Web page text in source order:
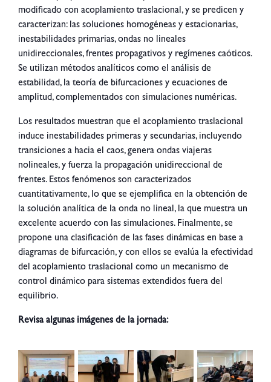
modificado con acoplamiento traslacional, y se predicen y
caracterizan: las soluciones homogéneas y estacionarias,
inestabilidades primarias, ondas no lineales
unidireccionales, frentes propagativos y regímenes caóticos.
Se utilizan métodos analíticos como el análisis de
estabilidad, la teoría de bifurcaciones y ecuaciones de
amplitud, complementados con simulaciones numéricas.
Los resultados muestran que el acoplamiento traslacional
induce inestabilidades primeras y secundarias, incluyendo
transiciones a hacia el caos, genera ondas viajeras
nolineales, y fuerza la propagación unidireccional de
frentes. Estos fenómenos son caracterizados
cuantitativamente, lo que se ejemplifica en la obtención de
la solución analítica de la onda no lineal, la que muestra un
excelente acuerdo con las simulaciones. Finalmente, se
propone una clasificación de las fases dinámicas en base a
diagramas de bifurcación, y con ellos se evalúa la efectividad
del acoplamiento traslacional como un mecanismo de
control dinámico para sistemas extendidos fuera del
equilibrio.
Revisa algunas imágenes de la jornada: